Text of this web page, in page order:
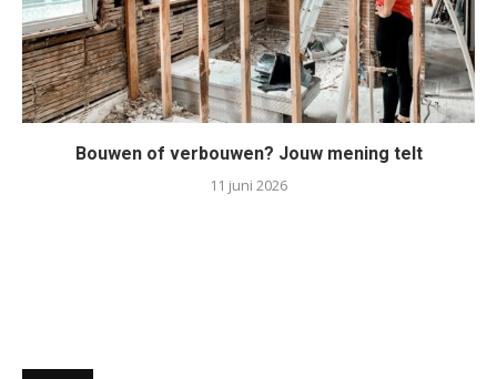
Bouwen of verbouwen? Jouw mening telt
11 juni 2026